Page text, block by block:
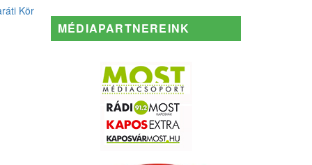
Kör
MÉDIAPARTNEREINK